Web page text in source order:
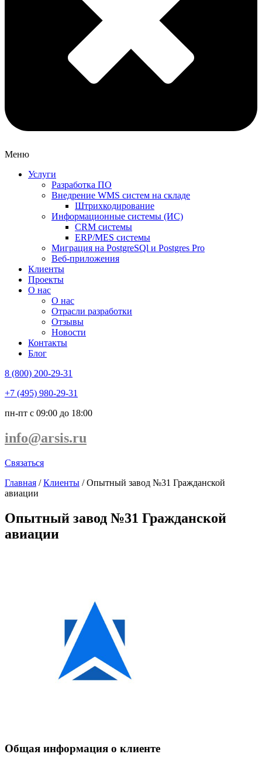
Меню
Услуги
Разработка ПО
Внедрение WMS систем на складе
Штрихкодирование
Информационные системы (ИС)
CRM системы
ERP/MES системы
Миграция на PostgreSQl и Postgres Pro
Веб-приложения
Клиенты
Проекты
О нас
О нас
Отрасли разработки
Отзывы
Новости
Контакты
Блог
8 (800) 200-29-31
+7 (495) 980-29-31
пн-пт с 09:00 до 18:00
info@arsis.ru
Связаться
Главная /Клиенты /Опытный завод №31 Гражданской
авиации
Опытный завод №31 Гражданской
авиации
Общая информация о клиенте